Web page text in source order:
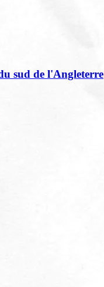
sud de l'Angleterre